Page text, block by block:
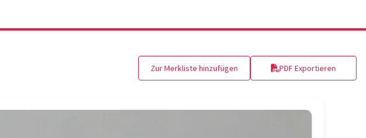
Zur Merkliste hinzufügen PDF Exportieren